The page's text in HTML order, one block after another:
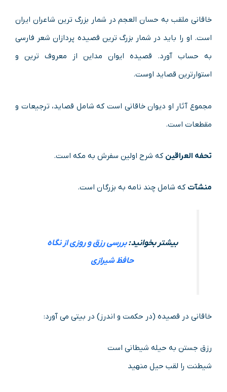
خاقانی ملقب به حسان العجم در شمار بزرگ ترین شاعران ایران
است. او را باید در شمار بزرگ ترین قصیده پردازان شعر فارسی
به حساب آورد. قصیده ایوان مداین از معروف ترین و
استوارترین قصاید اوست.
مجموع آثار او دیوان خاقانی است که شامل قصاید، ترجیعات و
مقطعات است.
تحفه العراقین که شرح اولین سفرش به مکه است.
منشآت که شامل چند نامه به بزرگان است.
بیشتر بخوانید:بررسی رزق و روزی از نگاه
حافظ شیرازی
خاقانی در قصیده (در حکمت و اندرز) در بیتی می آورد:
رزق جستن به حیله شیطانی است
شیطنت را لقب حیل منهید